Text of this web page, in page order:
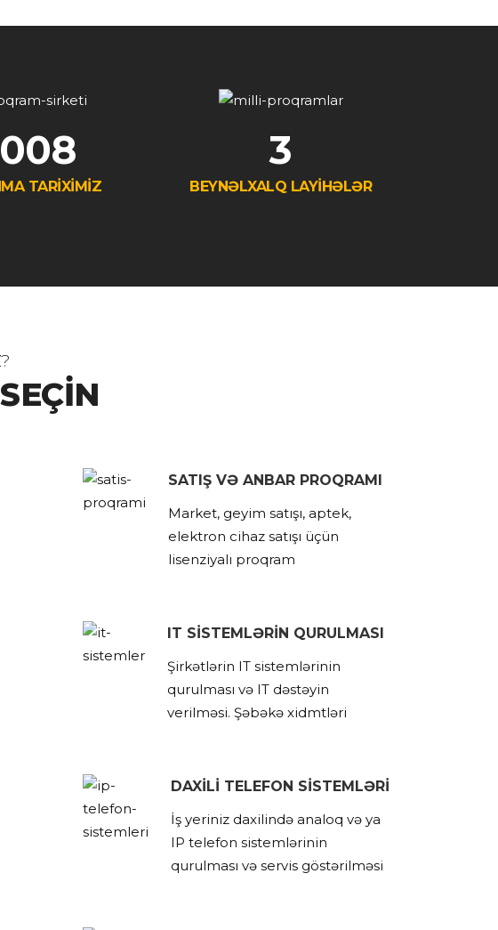
TARİXİMİZ
3
BEYNƏLXALQ LAYİHƏLƏR
SATIŞ VƏ ANBAR PROQRAMI
Market, geyim satışı, aptek,
elektron cihaz satışı üçün
lisenziyalı proqram
IT SİSTEMLƏRİN QURULMASI
Şirkətlərin IT sistemlərinin
qurulması və IT dəstəyin
verilməsi. Şəbəkə xidmtləri
DAXİLİ TELEFON SİSTEMLƏRİ
İş yeriniz daxilində analoq və ya
IP telefon sistemlərinin
qurulması və servis göstərilməsi